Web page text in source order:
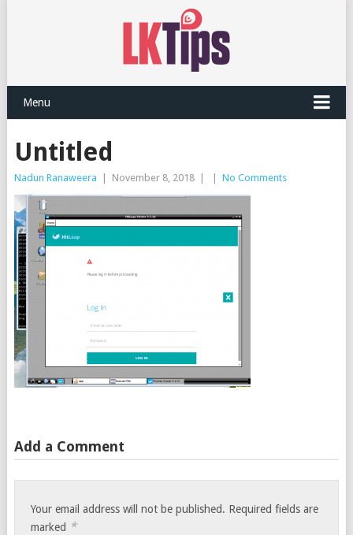
Menu
Untitled
Nadun Ranaweera November 8, 2018 No Comments
Add a Comment
Your email address will not be published. Required fields are
marked *